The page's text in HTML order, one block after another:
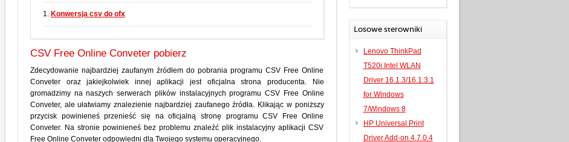
1. Konwersja csv do ofx
CSV Free Online Conveter pobierz
Zdecydowanie najbardziej zaufanym źródłem do pobrania programu CSV Free Online
Conveter oraz jakiejkolwiek innej aplikacji jest oficjalna strona producenta. Nie
gromadzimy na naszych serwerach plików instalacyjnych programu CSV Free Online
Conveter, ale ułatwiamy znalezienie najbardziej zaufanego źródła. Klikając w poniższy
przycisk powinieneś przenieść się na oficjalną stronę programu CSV Free Online
Conveter. Na stronie powinieneś bez problemu znaleźć plik instalacyjny aplikacji CSV
Free Online Conveter odpowiedni dla Twojego systemu operacyjnego.
Losowe sterowniki
Lenovo ThinkPad
T520i Intel WLAN
Driver 16.1.3/16.1.3.1
for Windows
7/Windows 8
HP Universal Print
Driver Add-on 4.7.0.4